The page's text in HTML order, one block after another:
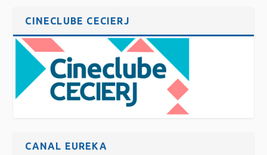
CINECLUBE CECIERJ
CANAL EUREKA